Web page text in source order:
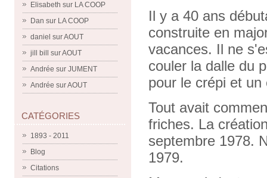
Elisabeth sur LA COOP
Dan sur LA COOP
daniel surAOUT
jill bill
surAOUT
Andrée sur JUMENT
Andrée surAOUT
CATÉGORIES
1893 - 2011
Blog
Citations
Il y a 40 ans
construite en
vacances. Il ne
couler la dalle du
pour le crépi et un
Tout avait
friches. La
septembre 1978.
1979.